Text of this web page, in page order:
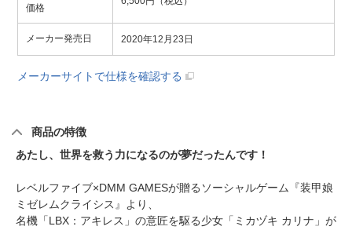
価格
メーカー発売日 2020年12月23日
メーカーサイトで仕様を確認する
商品の特徴
あたし、世界を救う力になるのが夢だったんです！
レベルファイブ×DMM GAMESが贈るソーシャルゲーム『装甲娘
ミゼレムクライシス』より、
名機「LBX：アキレス」の意匠を駆る少女「ミカヅキ カリナ」が